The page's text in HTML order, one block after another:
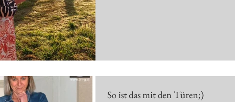
So ist das mit den Türen;)